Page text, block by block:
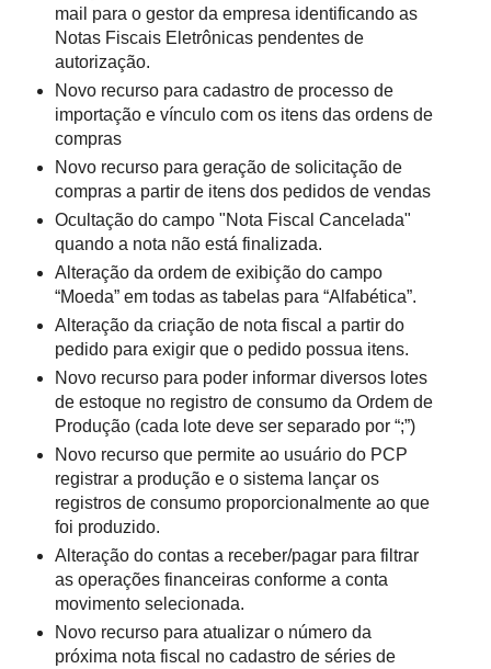
mail para o gestor da empresa identificando as
Notas Fiscais Eletrônicas pendentes de
autorização.
Novo recurso para cadastro de processo de
importação e vínculo com os itens das ordens de
compras
Novo recurso para geração de solicitação de
compras a partir de itens dos pedidos de vendas
Ocultação do campo "Nota Fiscal Cancelada"
quando a nota não está finalizada.
Alteração da ordem de exibição do campo
“Moeda” em todas as tabelas para “Alfabética”.
Alteração da criação de nota fiscal a partir do
pedido para exigir que o pedido possua itens.
Novo recurso para poder informar diversos lotes
de estoque no registro de consumo da Ordem de
Produção (cada lote deve ser separado por “;”)
Novo recurso que permite ao usuário do PCP
registrar a produção e o sistema lançar os
registros de consumo proporcionalmente ao que
foi produzido.
Alteração do contas a receber/pagar para filtrar
as operações financeiras conforme a conta
movimento selecionada.
Novo recurso para atualizar o número da
próxima nota fiscal no cadastro de séries de